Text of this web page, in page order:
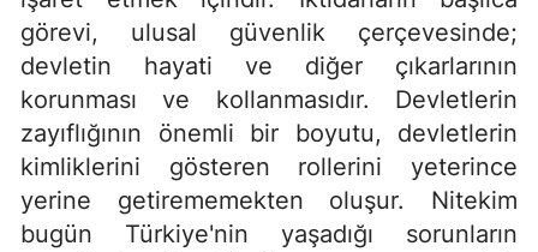
görevi, ulusal güvenlik çerçevesinde;
devletin hayati ve diğer çıkarlarının
korunması ve kollanmasıdır. Devletlerin
zayıflığının önemli bir boyutu, devletlerin
kimliklerini gösteren rollerini yeterince
yerine getirememekten oluşur. Nitekim
bugün Türkiye'nin yaşadığı sorunların